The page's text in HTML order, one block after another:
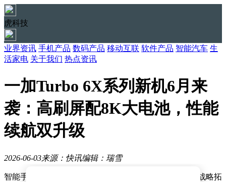
虎科技
业界资讯 手机产品 数码产品 移动互联 软件产品 智能汽车 生
活家电 关于我们 热点资讯
一加Turbo 6X系列新机6月来
袭：高刷屏配8K大电池，性能
续航双升级
2026-06-03来源：快讯编辑：瑞雪
智能手机市场竞争愈发激烈，各大品牌纷纷通过双品牌战略拓